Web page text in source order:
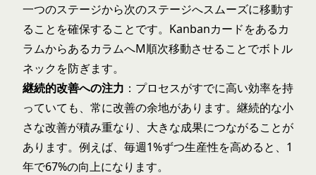
一つのステージから次のステージへスムーズに移動す
ることを確保することです。Kanbanカードをあるカ
ラムからあるカラムへM順次移動させることでボトル
ネックを防ぎます。
継続的改善への注力 ：プロセスがすでに高い効率を持
っていても、常に改善の余地があります。継続的な小
さな改善が積み重なり、大きな成果につながることが
あります。例えば、毎週1%ずつ生産性を高めると、1
年で67%の向上になります。